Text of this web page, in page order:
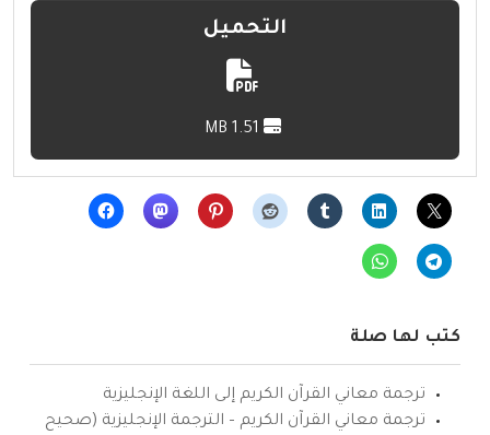
التحميل
كتب لها صلة
ترجمة معاني القرآن الكريم إلى اللغة الإنجليزية
ترجمة معاني القرآن الكريم – الترجمة الإنجليزية (صحيح